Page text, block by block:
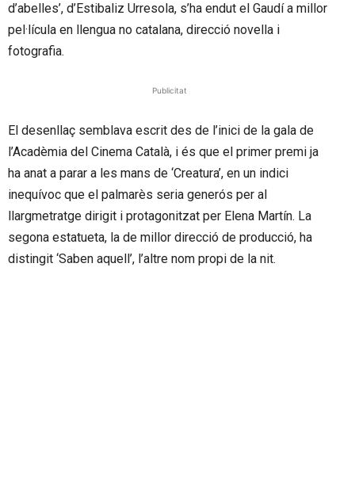
d’abelles’, d’Estibaliz Urresola, s’ha endut el Gaudí a millor
pel·lícula en llengua no catalana, direcció novella i
fotografia.
Publicitat
El desenllaç semblava escrit des de l’inici de la gala de
l’Acadèmia del Cinema Català, i és que el primer premi ja
ha anat a parar a les mans de ‘Creatura’, en un indici
inequívoc que el palmarès seria generós per al
llargmetratge dirigit i protagonitzat per Elena Martín. La
segona estatueta, la de millor direcció de producció, ha
distingit ‘Saben aquell’, l’altre nom propi de la nit.